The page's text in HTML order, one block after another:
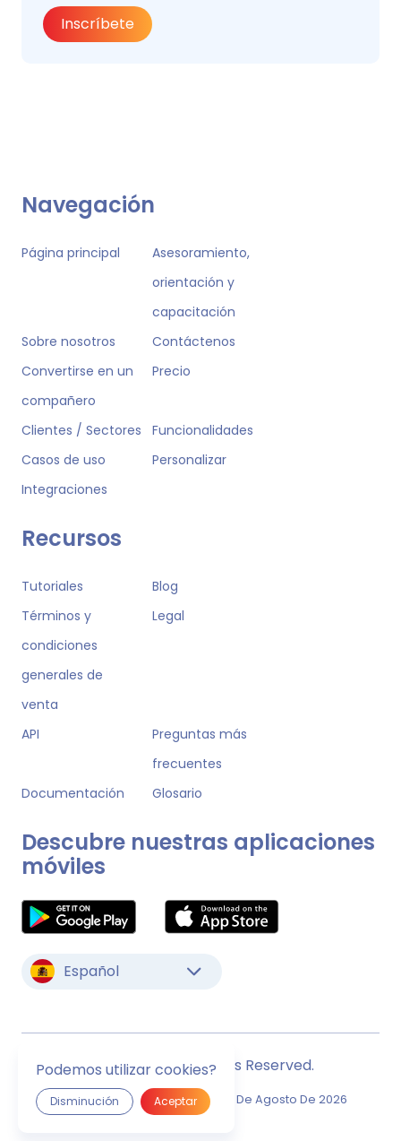
Inscríbete
Navegación
Página principal
Asesoramiento,
orientación y
capacitación
Sobre nosotros
Contáctenos
Convertirse en un
compañero
Precio
Clientes / Sectores
Funcionalidades
Casos de uso
Personalizar
Integraciones
Recursos
Tutoriales
Blog
Términos y
condiciones
generales de
venta
Legal
API
Preguntas más
frecuentes
Documentación
Glosario
Descubre nuestras aplicaciones
móviles
Español
© Monstock. All Rights Reserved.
Última ActualizaciónSábado, 8 De Agosto De 2026
Podemos utilizar cookies?
Disminución Aceptar